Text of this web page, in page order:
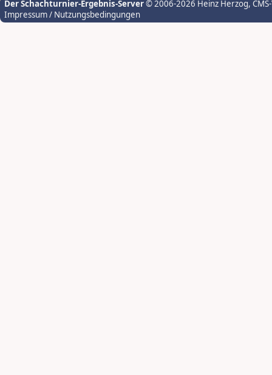
Der Schachturnier-Ergebnis-Server© 2006-2026 Heinz Herzog,
Impressum / Nutzungsbedingungen